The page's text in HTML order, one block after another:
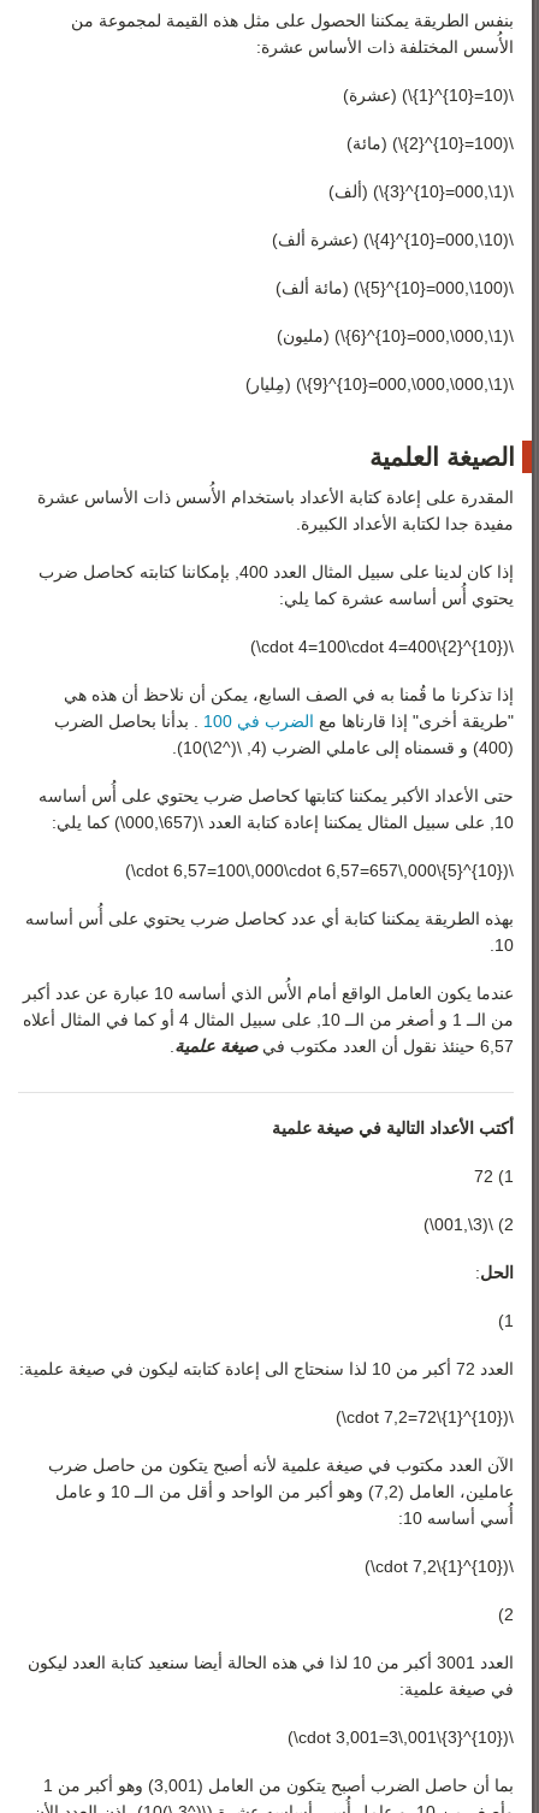
بنفس الطريقة يمكننا الحصول على مثل هذه القيمة لمجموعة من
الأُسس المختلفة ذات الأساس عشرة:
\(10={10}^{1}\) (عشرة)
\(100={10}^{2}\) (مائة)
\(1\,000={10}^{3}\) (ألف)
\(10\,000={10}^{4}\) (عشرة ألف)
\(100\,000={10}^{5}\) (مائة ألف)
\(1\,000\,000={10}^{6}\) (مليون)
\(1\,000\,000\,000={10}^{9}\) (مِليار)
الصيغة العلمية
المقدرة على إعادة كتابة الأعداد باستخدام الأُسس ذات الأساس عشرة
مفيدة جدا لكتابة الأعداد الكبيرة.
إذا كان لدينا على سبيل المثال العدد 400, بإمكاننا كتابته كحاصل ضرب
يحتوي أُس أساسه عشرة كما يلي:
\({10}^{2}\cdot 4=100\cdot 4=400\)
إذا تذكرنا ما قُمنا به في الصف السابع، يمكن أن نلاحظ أن هذه هي
"طريقة أخرى" إذا قارناها مع الضرب في 100
. بدأنا بحاصل الضرب
(400) و قسمناه إلى عاملي الضرب (4, \(^2\)10).
حتى الأعداد الأكبر يمكننا كتابتها كحاصل ضرب يحتوي على أُس أساسه
10, على سبيل المثال يمكننا إعادة كتابة العدد \(657\,000\) كما يلي:
\({10}^{5}\cdot 6,57=100\,000\cdot 6,57=657\,000\)
بهذه الطريقة يمكننا كتابة أي عدد كحاصل ضرب يحتوي على أُس أساسه
10.
عندما يكون العامل الواقع أمام الأُس الذي أساسه 10 عبارة عن عدد أكبر
من الــ 1 و أصغر من الــ 10, على سبيل المثال 4 أو كما في المثال أعلاه
6,57 حينئذ‏ نقول أن العدد مكتوب في
صيغة علمية.
أكتب الأعداد التالية في صيغة علمية
1) 72
2) \(3\,001\)
الحل:
1)
العدد 72 أكبر من 10 لذا سنحتاج الى إعادة كتابته ليكون في صيغة علمية:
\({10}^{1}\cdot 7,2=72\)
الآن العدد مكتوب في صيغة علمية لأنه أصبح يتكون من حاصل ضرب
عاملين، العامل (7,2) وهو أكبر من الواحد و أقل من الــ 10 و عامل
أُسي أساسه 10:
\({10}^{1}\cdot 7,2\)
2)
العدد 3001 أكبر من 10 لذا في هذه الحالة أيضا سنعيد كتابة العدد ليكون
في صيغة علمية:
\({10}^{3}\cdot 3,001=3\,001\)
بما أن حاصل الضرب أصبح يتكون من العامل (3,001) وهو أكبر من 1